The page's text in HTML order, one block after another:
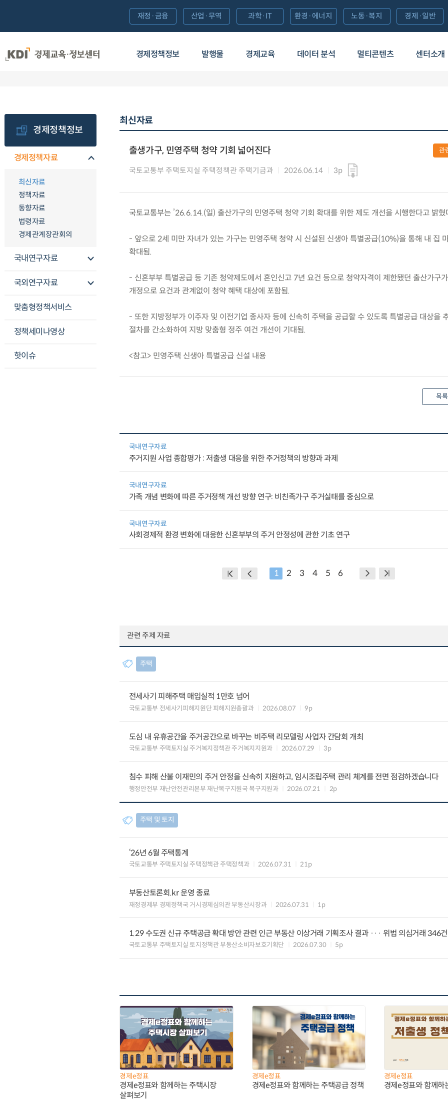
경제정책정보 발행물 경제교육 데이터 분석 멀티콘텐츠 센터소개
재정·금융 산업·무역 과학·IT 환경·에너지 노동·복지 경제·일반
경제정책정보
경제정책자료
최신자료
정책자료
동향자료
법령자료
경제관계장관회의
국내연구자료
국외연구자료
맞춤형정책서비스
정책세미나영상
핫이슈
최신자료
출생가구, 민영주택 청약 기회 넓어진다
국토교통부 주택토지실 주택정책관 주택기금과 2026.06.14 3p
관
국토교통부는 ’26.6.14.(일) 출산가구의 민영주택 청약 기회 확대를 위한 제도 개선을 시행한다고 밝혔
- 앞으로 2세 미만 자녀가 있는 가구는 민영주택 청약 시 신설된 신생아 특별공급(10%)을 통해 내 집
확대됨.
- 신혼부부 특별공급 등 기존 청약제도에서 혼인신고 7년 요건 등으로 청약자격이 제한됐던 출산가구
개정으로 요건과 관계없이 청약 혜택 대상에 포함됨.
- 또한 지방정부가 이주자 및 이전기업 종사자 등에 신속히 주택을 공급할 수 있도록 특별공급 대상을
절차를 간소화하여 지방 맞춤형 정주 여건 개선이 기대됨.
<참고> 민영주택 신생아 특별공급 신설 내용
목
국내연구자료
주거지원 사업 종합평가 : 저출생 대응을 위한 주거정책의 방향과 과제
국내연구자료
가족 개념 변화에 따른 주거정책 개선 방향 연구: 비친족가구 주거실태를 중심으로
국내연구자료
사회경제적 환경 변화에 대응한 신혼부부의 주거 안정성에 관한 기초 연구
1 2 3 4 5 6
관련 주제 자료
주택
전세사기 피해주택 매입실적 1만호 넘어
국토교통부 전세사기피해지원단 피해지원총괄과 2026.08.07 9p
도심 내 유휴공간을 주거공간으로 바꾸는 비주택 리모델링 사업자 간담회 개최
국토교통부 주택토지실 주거복지정책관 주거복지지원과 2026.07.29 3p
침수 피해 산불 이재민의 주거 안정을 신속히 지원하고, 임시조립주택 관리 체계를 전면 점검하겠습니다
행정안전부 재난안전관리본부 재난복구지원국 복구지원과 2026.07.21 2p
주택 및 토지
‘26년 6월 주택통계
국토교통부 주택토지실 주택정책관 주택정책과 2026.07.31 21p
부동산토론회.kr 운영 종료
재정경제부 경제정책국 거시경제심의관 부동산시장과 2026.07.31 1p
1.29 수도권 신규 주택공급 확대 방안 관련 인근 부동산 이상거래 기획조사 결과 ··· 위법 의심거래 346
국토교통부 주택토지실 토지정책관 부동산소비자보호기획단 2026.07.30 5p
경제e정표
경제e정표와 함께하는 주택시장
살펴보기
경제e정표
경제e정표와 함께하는 주택공급 정책
경제e정표
경제e정표와 함께하